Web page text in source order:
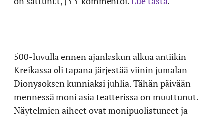
500-luvulla ennen ajanlaskun alkua antiikin
Kreikassa oli tapana järjestää viinin jumalan
Dionysoksen kunniaksi juhlia. Tähän päivään
mennessä moni asia teatterissa on muuttunut.
Näytelmien aiheet ovat monipuolistuneet ja